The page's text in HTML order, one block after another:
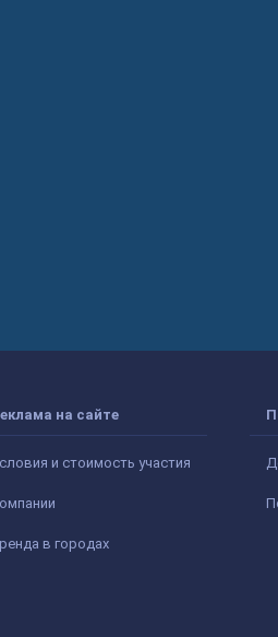
на сайте
и стоимость участия
в городах